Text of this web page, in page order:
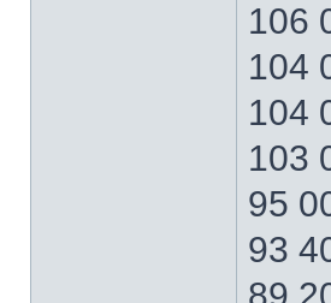
106
104
104
103
95
93